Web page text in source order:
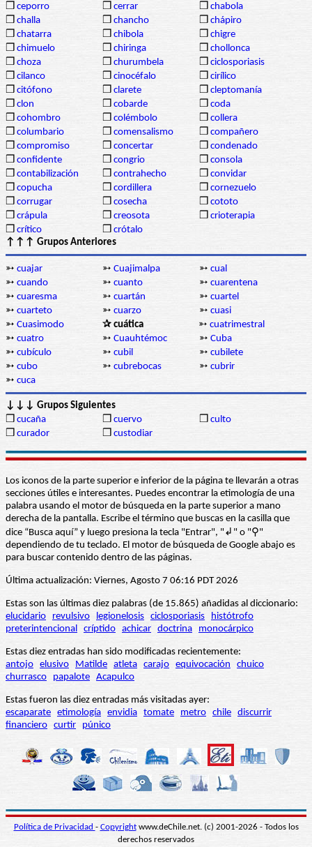
❒ ceporro ❒ cerrar ❒ chabola
❒ challa ❒ chancho ❒ chápiro
❒ chatarra ❒ chibola ❒ chigre
❒ chimuelo ❒ chiringa ❒ chollonca
❒ choza ❒ churumbela ❒ ciclosporiasis
❒ cilanco ❒ cinocéfalo ❒ cirílico
❒ citófono ❒ clarete ❒ cleptomanía
❒ clon ❒ cobarde ❒ coda
❒ cohombro ❒ colémbolo ❒ collera
❒ columbario ❒ comensalismo ❒ compañero
❒ compromiso ❒ concertar ❒ condenado
❒ confidente ❒ congrio ❒ consola
❒ contabilización ❒ contrahecho ❒ convidar
❒ copucha ❒ cordillera ❒ cornezuelo
❒ corrugar ❒ cosecha ❒ cototo
❒ crápula ❒ creosota ❒ crioterapia
❒ crítico ❒ crótalo
↑↑↑ Grupos Anteriores
➳ cuajar ➳ Cuajimalpa ➳ cual
➳ cuando ➳ cuanto ➳ cuarentena
➳ cuaresma ➳ cuartán ➳ cuartel
➳ cuarteto ➳ cuarzo ➳ cuasi
➳ Cuasimodo ✰ cuática ➳ cuatrimestral
➳ cuatro ➳ Cuauhtémoc ➳ Cuba
➳ cubículo ➳ cubil ➳ cubilete
➳ cubo ➳ cubrebocas ➳ cubrir
➳ cuca
↓↓↓ Grupos Siguientes
❒ cucaña ❒ cuervo ❒ culto
❒ curador ❒ custodiar
Los iconos de la parte superior e inferior de la página te llevarán a otras
secciones útiles e interesantes. Puedes encontrar la etimología de una
palabra usando el motor de búsqueda en la parte superior a mano
derecha de la pantalla. Escribe el término que buscas en la casilla que
dice “Busca aquí” y luego presiona la tecla "Entrar", "↲" o "⚲"
dependiendo de tu teclado. El motor de búsqueda de Google abajo es
para buscar contenido dentro de las páginas.
Última actualización: Viernes, Agosto 7 06:16 PDT 2026
Estas son las últimas diez palabras (de 15.865) añadidas al diccionario:
elucidario
revulsivo legionelosis ciclosporiasis
histótrofo
preterintencional
críptido achicar doctrina monocárpico
Estas diez entradas han sido modificadas recientemente:
antojo elusivo Matilde atleta carajo equivocación
chuico
churrasco
papalote Acapulco
Estas fueron las diez entradas más visitadas ayer:
escaparate etimología envidia tomate metro chile discurrir
financiero curtir púnico
Política de Privacidad - Copyrightwww.deChile.net. (c) 2001-2026 - Todos los
derechos reservados